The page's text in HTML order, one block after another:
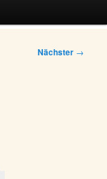
Nächster →